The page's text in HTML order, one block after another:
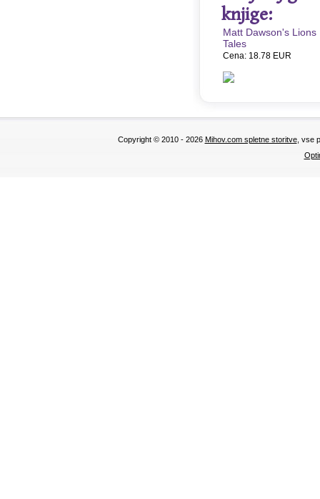
knjige:
Matt Dawson's Lions
Tales
Cena: 18.78 EUR
Copyright © 2010 - 2026 Mihov.com spletne storitve, vse